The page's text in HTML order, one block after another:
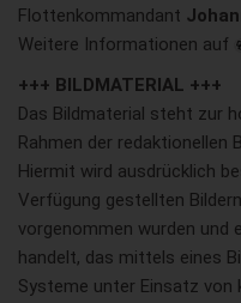
Flottenkommandant
Weitere Informationen auf
+++ BILDMATERIAL +++
Das Bildmaterial steht zur
Rahmen der
Hiermit wird ausdrücklich
Verfügung gestellten
vorgenommen wurden und
handelt, das mittels eines
Systeme unter Einsatz von